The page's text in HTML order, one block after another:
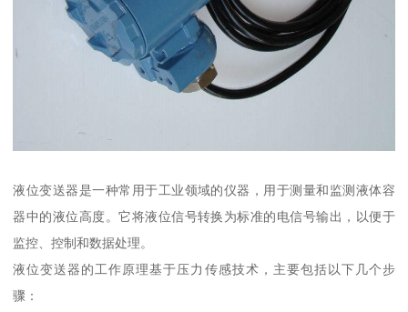
液位变送器是一种常用于工业领域的仪器，用于测量和监测液体容
器中的液位高度。它将液位信号转换为标准的电信号输出，以便于
监控、控制和数据处理。
液位变送器的工作原理基于压力传感技术，主要包括以下几个步
骤：